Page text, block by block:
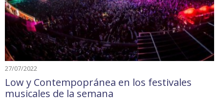
27/07/2022
Low y Contempopránea en los festivales
musicales de la semana